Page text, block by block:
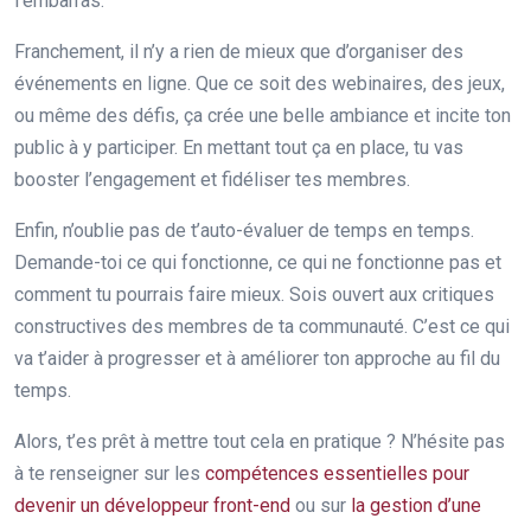
Franchement, il n’y a rien de mieux que d’organiser des
événements en ligne. Que ce soit des webinaires, des jeux,
ou même des défis, ça crée une belle ambiance et incite ton
public à y participer. En mettant tout ça en place, tu vas
booster l’engagement et fidéliser tes membres.
Enfin, n’oublie pas de t’auto-évaluer de temps en temps.
Demande-toi ce qui fonctionne, ce qui ne fonctionne pas et
comment tu pourrais faire mieux. Sois ouvert aux critiques
constructives des membres de ta communauté. C’est ce qui
va t’aider à progresser et à améliorer ton approche au fil du
temps.
Alors, t’es prêt à mettre tout cela en pratique ? N’hésite pas
à te renseigner sur les compétences essentielles pour
devenir un développeur front-end ou sur la gestion d’une